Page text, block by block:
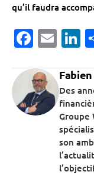
qu’il faudra
Des
Groupe
son